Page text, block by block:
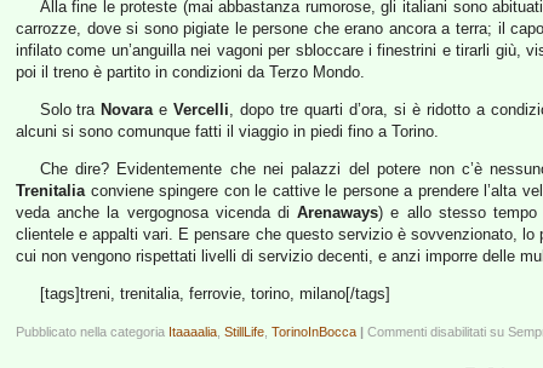
Alla fine le proteste (mai abbastanza rumorose, gli italiani sono
carrozze, dove si sono pigiate le persone che erano ancora a terra; il
infilato come un’anguilla nei vagoni per sbloccare i finestrini e tirarli giù,
poi il treno è partito in condizioni da Terzo Mondo.
Solo tra NovaraeVercelli, dopo tre quarti d’ora, si è ridotto a
alcuni si sono comunque fatti il viaggio in piedi fino a Torino.
Che dire? Evidentemente che nei palazzi del potere non c’è
Trenitaliaconviene spingere con le cattive le persone a prendere l’alta
veda anche la vergognosa vicenda diArenaways) e allo stesso tempo
clientele e appalti vari. E pensare che questo servizio è sovvenzionato,
cui non vengono rispettati livelli di servizio decenti, e anzi imporre delle
[tags]treni, trenitalia, ferrovie, torino, milano[/tags]
Pubblicato nella categoria Itaaaalia StillLife TorinoInBocca | Commenti disabilitati su